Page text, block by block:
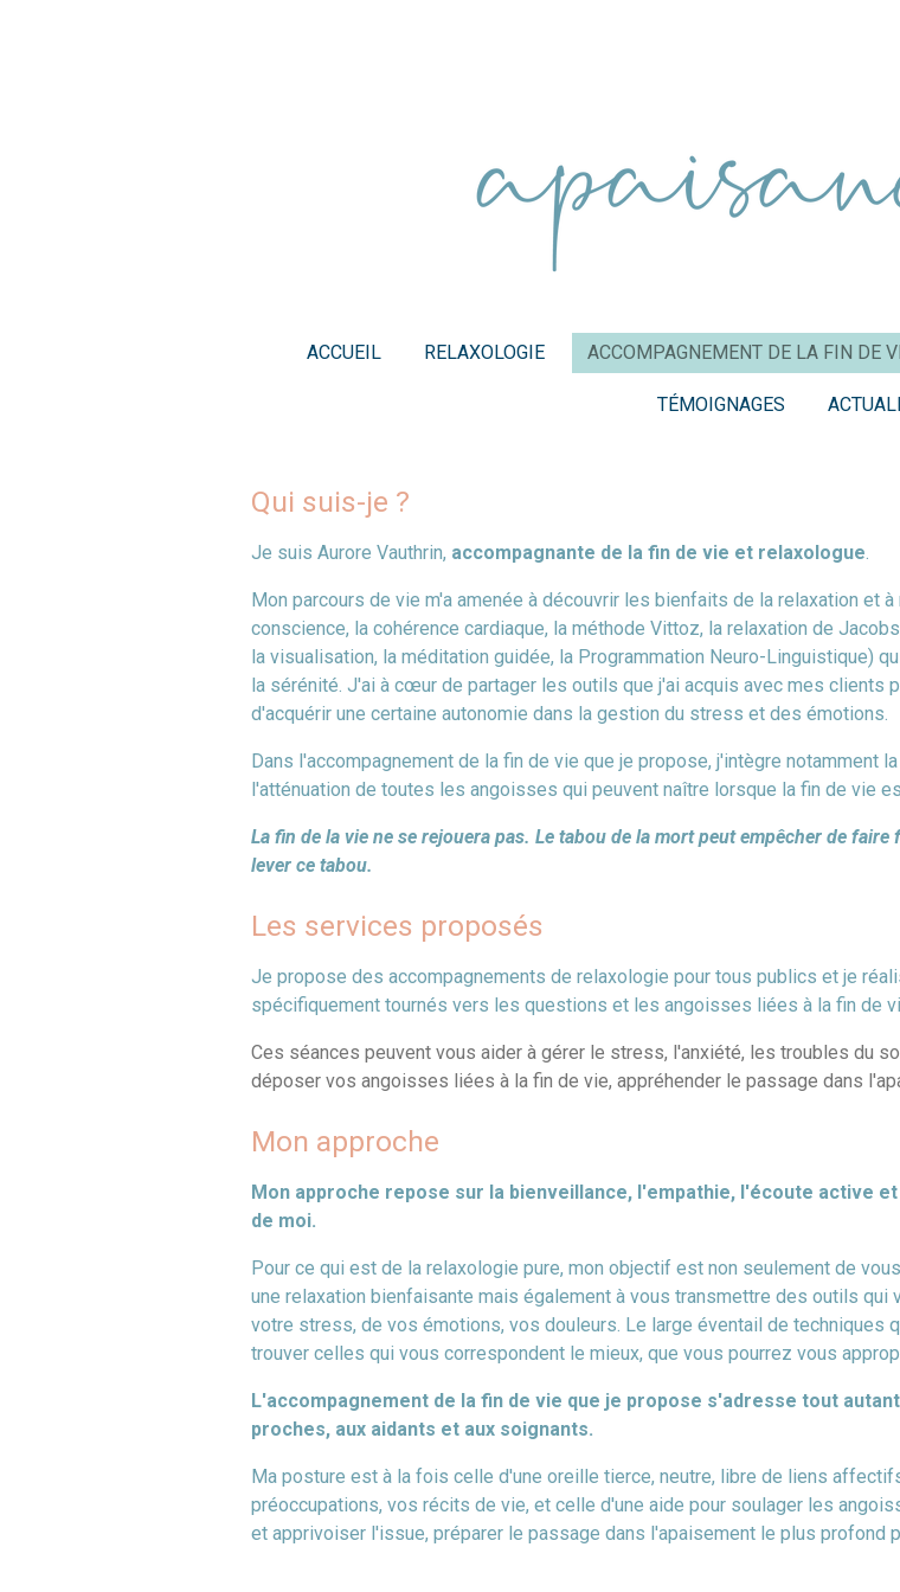
ACCUEIL RELAXOLOGIE ACCOMPAGNEMENT DE LA FIN DE
TÉMOIGNAGES
Qui suis-je ?
Je suis Aurore Vauthrin, accompagnante de la fin de vie et relaxologue.
Mon parcours de vie m'a amenée à découvrir les bienfaits de la relaxation et
conscience, la cohérence cardiaque, la méthode Vittoz, la relaxation de
la visualisation, la méditation guidée, la Programmation Neuro-Linguistique)
la sérénité. J'ai à cœur de partager les outils que j'ai acquis avec mes clients
d'acquérir une certaine autonomie dans la gestion du stress et des émotions.
Dans l'accompagnement de la fin de vie que je propose, j'intègre notamment
l'atténuation de toutes les angoisses qui peuvent naître lorsque la fin de vie
La fin de la vie ne se rejouera pas. Le tabou de la mort peut empêcher de
lever ce tabou.
Les services proposés
Je propose des accompagnements de relaxologie pour tous publics et je
spécifiquement tournés vers les questions et les angoisses liées à la fin de
Ces séances peuvent vous aider à gérer le stress, l'anxiété, les troubles du
déposer vos angoisses liées à la fin de vie, appréhender le passage dans
Mon approche
Mon approche repose sur la bienveillance, l'empathie, l'écoute active
de moi.
Pour ce qui est de la relaxologie pure, mon objectif est non seulement de
une relaxation bienfaisante mais également à vous transmettre des outils
votre stress, de vos émotions, vos douleurs. Le large éventail de techniques
trouver celles qui vous correspondent le mieux, que vous pourrez vous
L'accompagnement de la fin de vie que je propose s'adresse tout
proches, aux aidants et aux soignants.
Ma posture est à la fois celle d'une oreille tierce, neutre, libre de liens
préoccupations, vos récits de vie, et celle d'une aide pour soulager les
et apprivoiser l'issue, préparer le passage dans l'apaisement le plus profond